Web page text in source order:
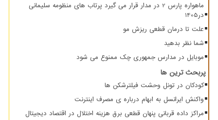
ماهواره پارس 2 در مدار قرار می گیرد پرتاب های منظومه سلیمانی
در1405
علت تا درمان قطعی ریزش مو
شما نظر بدهید
موبایل در مدارس جمهوری چک ممنوع می شود
پربحث ترین ها
کودکان در تونل وحشت فیلترشکن ها
واکنش ایرانسل به ابهام درباره ی مصرف اینترنت
مراکز داده قربانی پنهان قطعی برق هزینه اختلال در اقتصاد دیجیتال